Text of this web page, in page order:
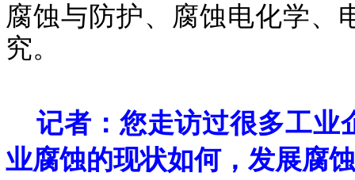
腐蚀与防护、腐蚀电化学、
究。
记者：您走访过很多工业
业腐蚀的现状如何，发展腐